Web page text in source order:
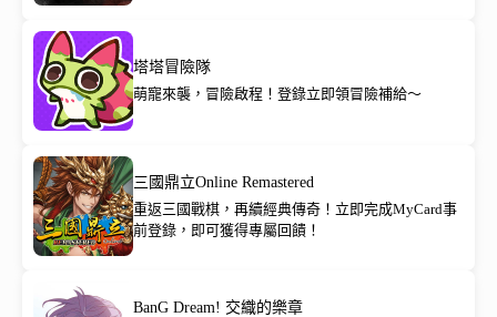
塔塔冒險隊
萌寵來襲，冒險啟程！登錄立即領冒險補給～
三國鼎立Online Remastered
重返三國戰棋，再續經典傳奇！立即完成MyCard事
前登錄，即可獲得專屬回饋！
BanG Dream! 交織的樂章